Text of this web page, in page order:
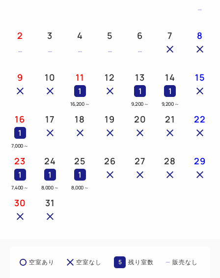
2 3 4 5 6 7 8
9 10 11
1
16,200 ～
12 13
1
9,200 ～
14
1
9,200 ～
15
16
1
7,000 ～
17 18 19 20 21 22
23
1
7,400 ～
24
1
8,000 ～
25
1
8,000 ～
26 27 28 29
30 31
空室あり 空室なし 5 残り室数 販売なし